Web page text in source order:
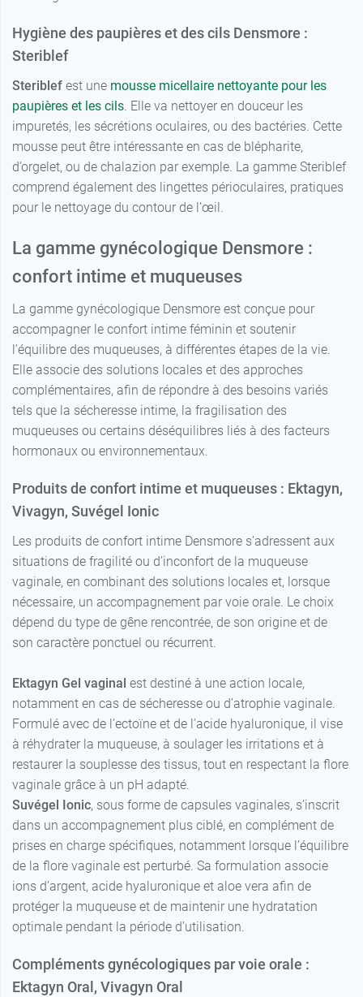
Hygiène des paupières et des cils Densmore :
Steriblef
Steriblef est une mousse micellaire nettoyante pour les
paupières et les cils. Elle va nettoyer en douceur les
impuretés, les sécrétions oculaires, ou des bactéries. Cette
mousse peut être intéressante en cas de blépharite,
d’orgelet, ou de chalazion par exemple. La gamme Steriblef
comprend également des lingettes périoculaires, pratiques
pour le nettoyage du contour de l’œil.
La gamme gynécologique Densmore :
confort intime et muqueuses
La gamme gynécologique Densmore est conçue pour
accompagner le confort intime féminin et soutenir
l’équilibre des muqueuses, à différentes étapes de la vie.
Elle associe des solutions locales et des approches
complémentaires, afin de répondre à des besoins variés
tels que la sécheresse intime, la fragilisation des
muqueuses ou certains déséquilibres liés à des facteurs
hormonaux ou environnementaux.
Produits de confort intime et muqueuses : Ektagyn,
Vivagyn, Suvégel Ionic
Les produits de confort intime Densmore s’adressent aux
situations de fragilité ou d’inconfort de la muqueuse
vaginale, en combinant des solutions locales et, lorsque
nécessaire, un accompagnement par voie orale. Le choix
dépend du type de gêne rencontrée, de son origine et de
son caractère ponctuel ou récurrent.
Ektagyn Gel vaginal est destiné à une action locale,
notamment en cas de sécheresse ou d’atrophie vaginale.
Formulé avec de l’ectoïne et de l’acide hyaluronique, il vise
à réhydrater la muqueuse, à soulager les irritations et à
restaurer la souplesse des tissus, tout en respectant la flore
vaginale grâce à un pH adapté.
Suvégel Ionic, sous forme de capsules vaginales, s’inscrit
dans un accompagnement plus ciblé, en complément de
prises en charge spécifiques, notamment lorsque l’équilibre
de la flore vaginale est perturbé. Sa formulation associe
ions d’argent, acide hyaluronique et aloe vera afin de
protéger la muqueuse et de maintenir une hydratation
optimale pendant la période d’utilisation.
Compléments gynécologiques par voie orale :
Ektagyn Oral, Vivagyn Oral